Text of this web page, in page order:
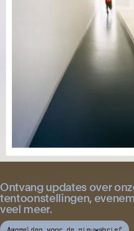
Ontvang updates over
tentoonstellingen,
veel meer.